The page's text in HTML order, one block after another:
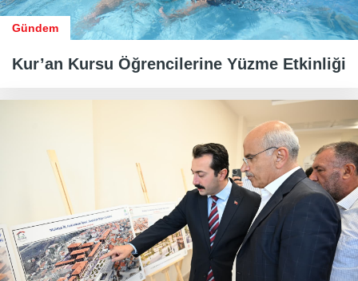
Gündem
Kur’an Kursu Öğrencilerine Yüzme Etkinliği